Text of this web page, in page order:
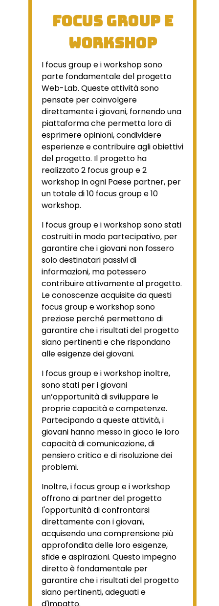
Focus group e
workshop
I focus group e i workshop sono
parte fondamentale del progetto
Web-Lab. Queste attività sono
pensate per coinvolgere
direttamente i giovani, fornendo una
piattaforma che permetta loro di
esprimere opinioni, condividere
esperienze e contribuire agli obiettivi
del progetto. Il progetto ha
realizzato 2 focus group e 2
workshop in ogni Paese partner, per
un totale di 10 focus group e 10
workshop.
I focus group e i workshop sono stati
costruiti in modo partecipativo, per
garantire che i giovani non fossero
solo destinatari passivi di
informazioni, ma potessero
contribuire attivamente al progetto.
Le conoscenze acquisite da questi
focus group e workshop sono
preziose perché permettono di
garantire che i risultati del progetto
siano pertinenti e che rispondano
alle esigenze dei giovani.
I focus group e i workshop inoltre,
sono stati per i giovani
un’opportunità di sviluppare le
proprie capacità e competenze.
Partecipando a queste attività, i
giovani hanno messo in gioco le loro
capacità di comunicazione, di
pensiero critico e di risoluzione dei
problemi.
Inoltre, i focus group e i workshop
offrono ai partner del progetto
l'opportunità di confrontarsi
direttamente con i giovani,
acquisendo una comprensione più
approfondita delle loro esigenze,
sfide e aspirazioni. Questo impegno
diretto è fondamentale per
garantire che i risultati del progetto
siano pertinenti, adeguati e
d'impatto.